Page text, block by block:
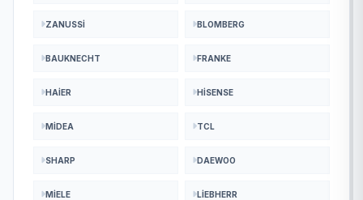
ZANUSSI BLOMBERG
BAUKNECHT FRANKE
HAIER HISENSE
MIDEA TCL
SHARP DAEWOO
MIELE LIEBHERR